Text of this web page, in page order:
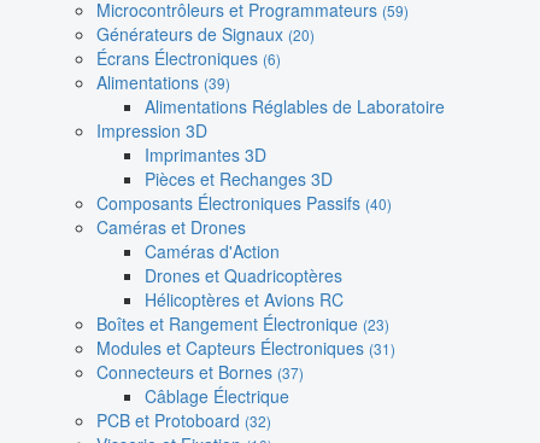
Microcontrôleurs et Programmateurs (59)
Générateurs de Signaux (20)
Écrans Électroniques (6)
Alimentations (39)
Alimentations Réglables de Laboratoire
Impression 3D
Imprimantes 3D
Pièces et Rechanges 3D
Composants Électroniques Passifs (40)
Caméras et Drones
Caméras d'Action
Drones et Quadricoptères
Hélicoptères et Avions RC
Boîtes et Rangement Électronique (23)
Modules et Capteurs Électroniques (31)
Connecteurs et Bornes (37)
Câblage Électrique
PCB et Protoboard (32)